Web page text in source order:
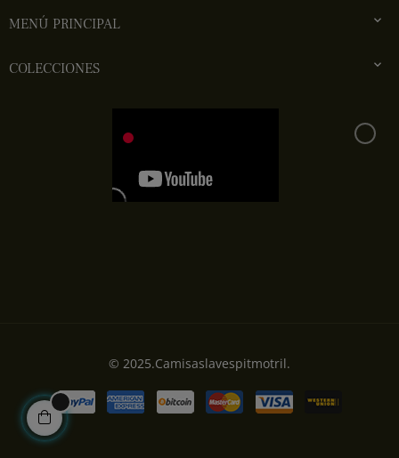
MENÚ PRINCIPAL 
COLECCIONES 
© 2025.Camisaslavespitmotril.